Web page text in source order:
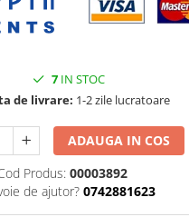
si acumulatori
Arduino
7 IN STOC
de livrare: 1-2 zile lucratoare
ADAUGA IN COS
Produs: 00003892
de ajutor? 0742881623